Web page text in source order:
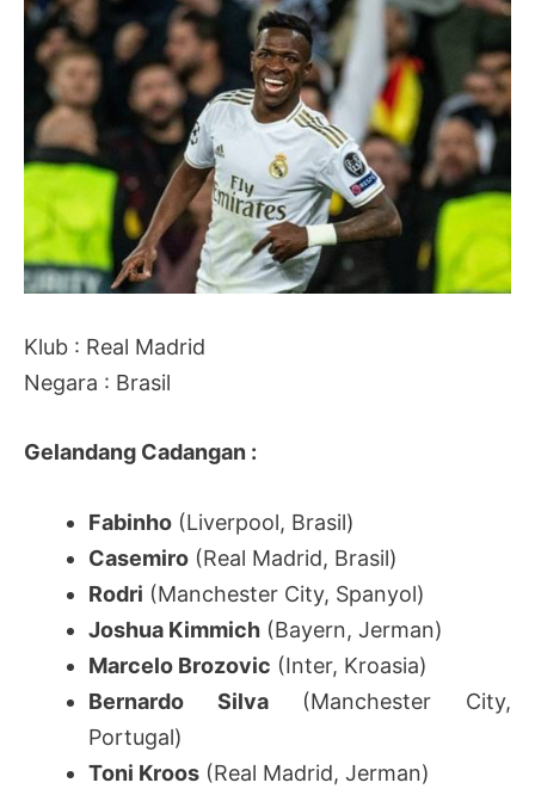
Klub : Real Madrid
Negara : Brasil
Gelandang Cadangan :
Fabinho (Liverpool, Brasil)
Casemiro (Real Madrid, Brasil)
Rodri (Manchester City, Spanyol)
Joshua Kimmich (Bayern, Jerman)
Marcelo Brozovic (Inter, Kroasia)
Bernardo Silva(Manchester City,
Portugal)
Toni Kroos (Real Madrid, Jerman)